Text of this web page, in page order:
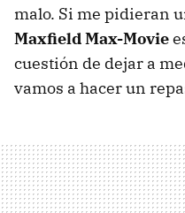
malo. Si me pidieran
Maxfield Max-Movie
cuestión de dejar a
vamos a hacer un